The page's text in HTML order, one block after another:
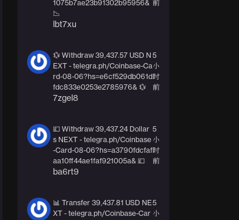
1075b7ae23b91302b95956&
📉
前
lbt7xu
💱 Withdraw 39,437.57 USD N
EXT - telegra.ph/Coinbase-Ca
rd-08-06?hs=e6cf529db061d
fdc833e0253e2785976& 💱
5
小
时
前
7zgel8
💷 Withdraw 39,437.24 Dollar
s NEXT - telegra.ph/Coinbase
-Card-08-06?hs=a3790fdcfaf
aa10ff44ae1faf921005a& 💷
5
小
时
前
ba6rt9
📊 Transfer 39,437.81 USD NE
XT - telegra.ph/Coinbase-Car
5
小